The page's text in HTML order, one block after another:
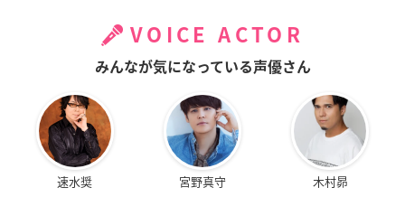
荒木又右衛門
チルドレン
三宮紫穂
VOICE ACTOR
みんなが気になっている声優さん
速水奨 宮野真守 木村昴